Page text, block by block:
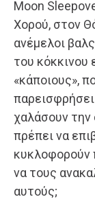
Moon
Χορού, στον
ανέμελοι
του κόκκινου
«κάποιους»,
χαλάσουν την
πρέπει να
κυκλοφορούν
να τους
αυτούς;